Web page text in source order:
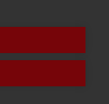
podnítil ve
blokátorech